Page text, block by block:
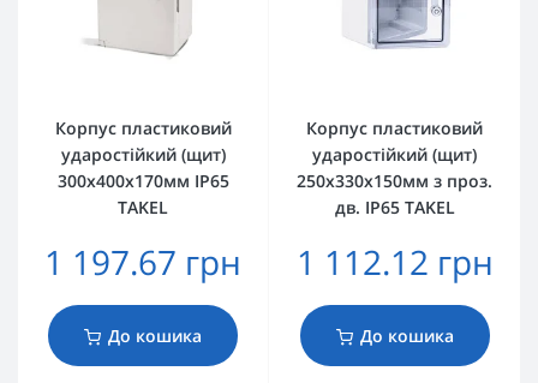
Корпус пластиковий
ударостійкий (щит)
300x400x170мм IP65
TAKEL
1 197.67 грн
До кошика
Корпус пластиковий
ударостійкий (щит)
250x330x150мм з проз.
дв. IP65 TAKEL
1 112.12 грн
До кошика